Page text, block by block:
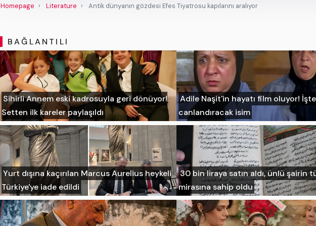
Homepage Literature Antik dünyanın gözdesi Efes Tiyatrosu kapılarını aralıyor
BAĞLANTILI
Sihirli Annem eski kadrosuyla geri dönüyor!
Setten ilk kareler paylaşıldı
Adile Naşit'in hayatı film oluyor! İşte
canlandıracak isim
Yurt dışına kaçırılan Marcus Aurelius heykeli
Türkiye'ye iade edildi
30 bin liraya satın aldı, ünlü şairin
mirasına sahip oldu